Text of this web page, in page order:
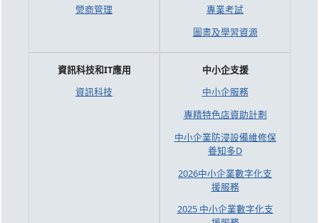
營商管理
專業考試
圖書及學習資源
資訊科技和IT應用
資訊科技
中小企支援
中小企服務
專精特色店資助計劃
中小企業防浸設備維修保
養知多D
2026中小企業數字化支
援服務
2025 中小企業數字化支